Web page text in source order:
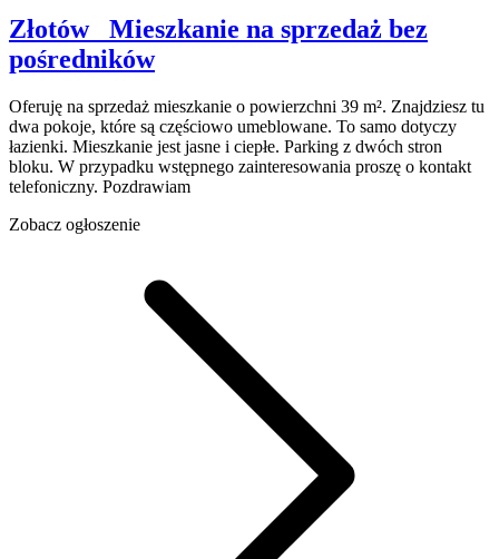
Złotów Mieszkanie na sprzedaż bez
pośredników
Oferuję na sprzedaż mieszkanie o powierzchni 39 m². Znajdziesz tu
dwa pokoje, które są częściowo umeblowane. To samo dotyczy
łazienki. Mieszkanie jest jasne i ciepłe. Parking z dwóch stron
bloku. W przypadku wstępnego zainteresowania proszę o kontakt
telefoniczny. Pozdrawiam
Zobacz ogłoszenie